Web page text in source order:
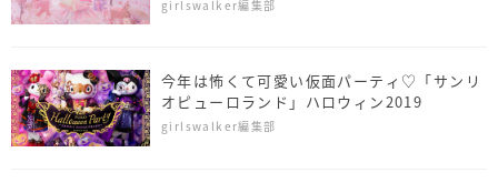
girlswalker編集部
今年は怖くて可愛い仮面パーティ♡「サンリ
オピューロランド」ハロウィン2019
girlswalker編集部